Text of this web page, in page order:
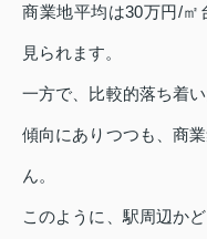
商業地平均は30万円/
見られます。
一方で、比較的落ち着
傾向にありつつも、商
ん。
このように、駅周辺か